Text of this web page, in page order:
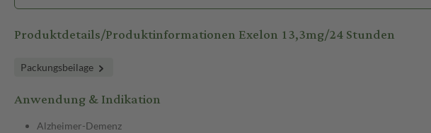
Produktdetails/Produktinformationen Exelon 13,3mg/24 Stunden
Packungsbeilage
Anwendung & Indikation
Alzheimer-Demenz